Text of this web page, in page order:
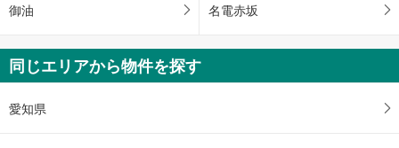
御油 名電赤坂
同じエリアから物件を探す
愛知県